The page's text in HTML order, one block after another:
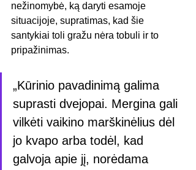
nežinomybė, ką daryti esamoje
situacijoje, supratimas, kad šie
santykiai toli gražu nėra tobuli ir to
pripažinimas.
„Kūrinio pavadinimą galima
suprasti dvejopai. Mergina gali
vilkėti vaikino marškinėlius dėl
jo kvapo arba todėl, kad
galvoja apie jį, norėdama